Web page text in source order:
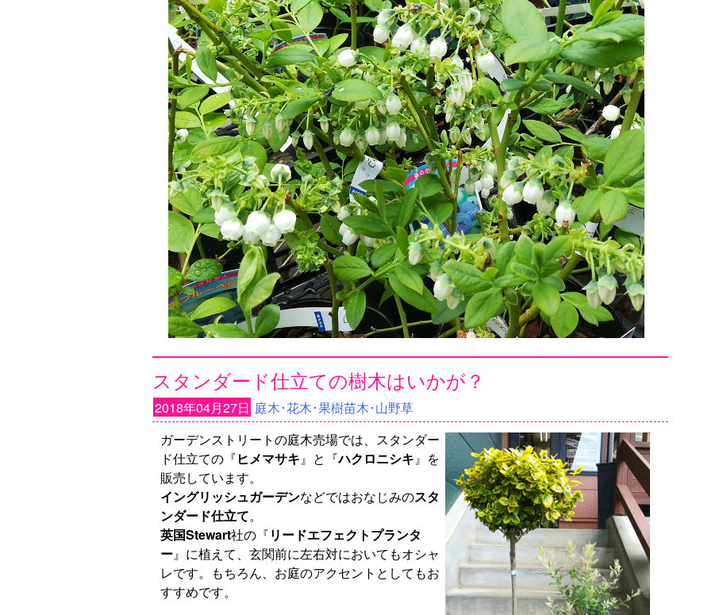
スタンダード仕立ての樹木はいかが？
2018年04月27日 庭木･花木･果樹苗木･山野草
ガーデンストリートの庭木売場では、スタンダー
ド仕立ての『ヒメマサキ』と『ハクロニシキ』を
販売しています。
イングリッシュガーデンなどではおなじみのスタ
ンダード仕立て。
英国Stewart社の『リードエフェクトプランタ
ー』に植えて、玄関前に左右対においてもオシャ
レです。もちろん、お庭のアクセントとしてもお
すすめです。